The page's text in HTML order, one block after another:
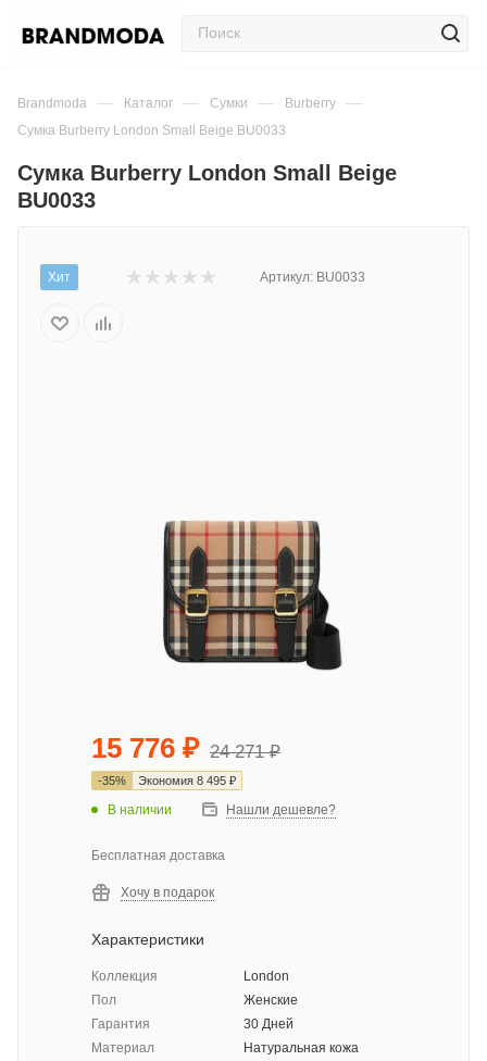
Brandmoda — Каталог — Сумки — Burberry —
Сумка Burberry London Small Beige BU0033
Сумка Burberry London Small Beige
BU0033
Хит Артикул: BU0033
15 776 ₽ 24 271₽
-35% Экономия 8 495 ₽
В наличии Нашли дешевле?
Бесплатная доставка
Хочу в подарок
Характеристики
Коллекция
London
Пол
Женские
Гарантия
30 Дней
Материал
Натуральная кожа